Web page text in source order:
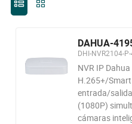
DAHUA-
DHI-NVR2104-
NVR IP
H.265+/
entrada/
(1080P)
cámaras